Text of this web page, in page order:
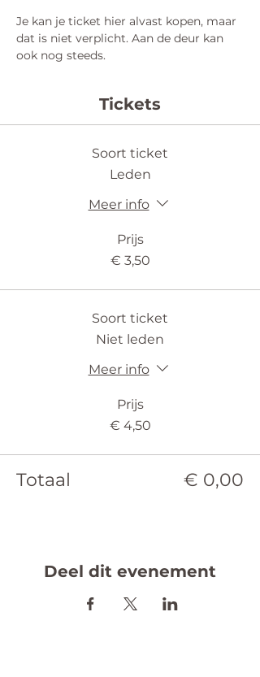
Je kan je ticket hier alvast kopen, maar
dat is niet verplicht. Aan de deur kan
ook nog steeds.
Tickets
Soort ticket
Leden
Meer info
Prijs
€ 3,50
Soort ticket
Niet leden
Meer info
Prijs
€ 4,50
Totaal € 0,00
Deel dit evenement